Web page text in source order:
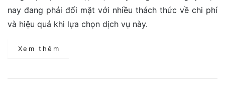
nay đang phải đối mặt với nhiều thách thức về chi phí
và hiệu quả khi lựa chọn dịch vụ này.
Xem thêm